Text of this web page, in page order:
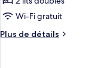
de
chambre :
Suite
Wi-Fi gratuit
Plus de détails
Plus